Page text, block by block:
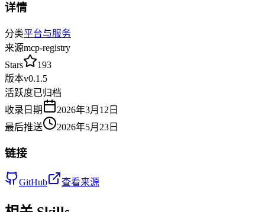
详情
分类平台与服务
来源mcp-registry
Stars
193
版本v0.1.5
活跃度已归档
收录日期
2026年3月12日
最后推送
2026年5月23日
链接
GitHub 查看来源